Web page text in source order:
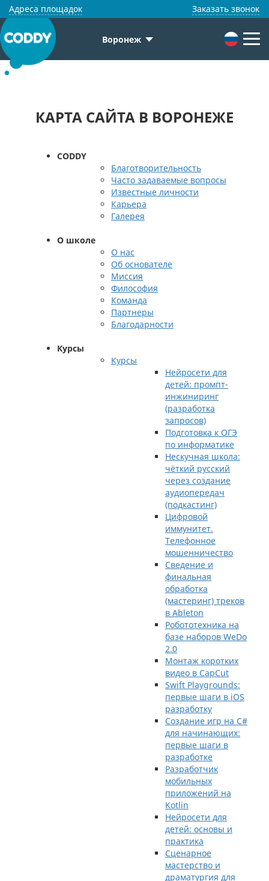
Адреса площадок Заказать звонок
Воронеж
КАРТА САЙТА В ВОРОНЕЖЕ
CODDY
Благотворительность
Часто задаваемые вопросы
Известные личности
Карьера
Галерея
О школе
О нас
Об основателе
Миссия
Философия
Команда
Партнеры
Благодарности
Курсы
Курсы
Нейросети для
детей: промпт-
инжиниринг
(разработка
запросов)
Подготовка к ОГЭ
по информатике
Нескучная школа:
чёткий русский
через создание
аудиопередач
(подкастинг)
Цифровой
иммунитет.
Телефонное
мошенничество
Сведение и
финальная
обработка
(мастеринг) треков
в Ableton
Робототехника на
базе наборов WeDo
2.0
Монтаж коротких
видео в CapCut
Swift Playgrounds:
первые шаги в iOS
разработку
Создание игр на C#
для начинающих:
первые шаги в
разработке
Разработчик
мобильных
приложений на
Kotlin
Нейросети для
детей: основы и
практика
Сценарное
мастерство и
драматургия для